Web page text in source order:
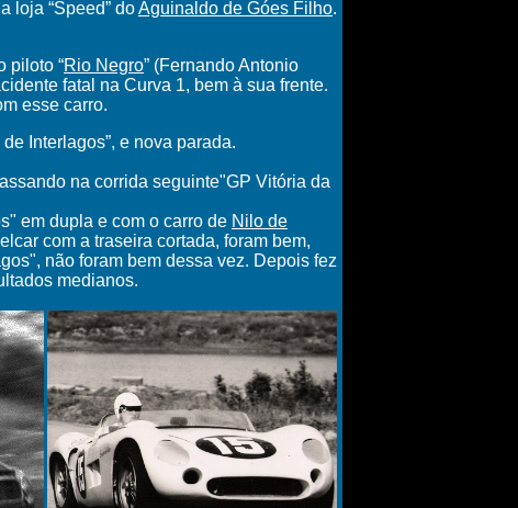
loja “Speed” doAguinaldo de Góes Filho.
piloto “Rio Negro” (Fernando Antonio
fatal na Curva 1, bem à sua frente.
esse carro.
Interlagos”, e nova parada.
na corrida seguinte"GP Vitória da
em dupla e com o carro de Nilo de
com a traseira cortada, foram bem,
não foram bem dessa vez. Depois fez
medianos.